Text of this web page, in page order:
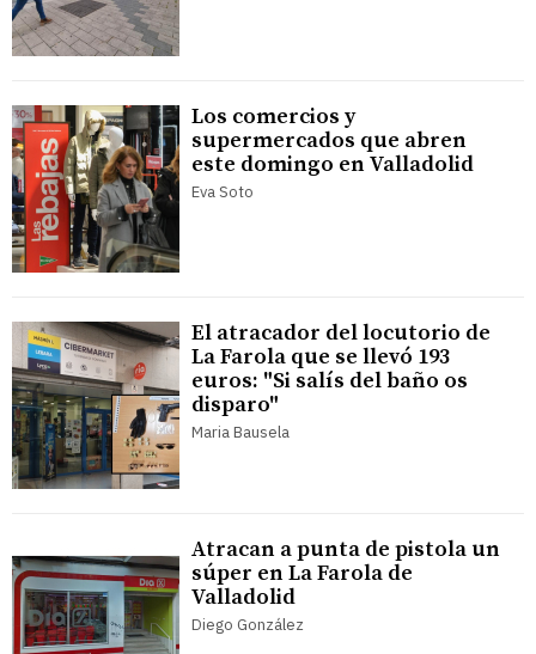
Los comercios y
supermercados que abren
este domingo en Valladolid
Eva Soto
El atracador del locutorio de
La Farola que se llevó 193
euros: "Si salís del baño os
disparo"
Maria Bausela
Atracan a punta de pistola un
súper en La Farola de
Valladolid
Diego González